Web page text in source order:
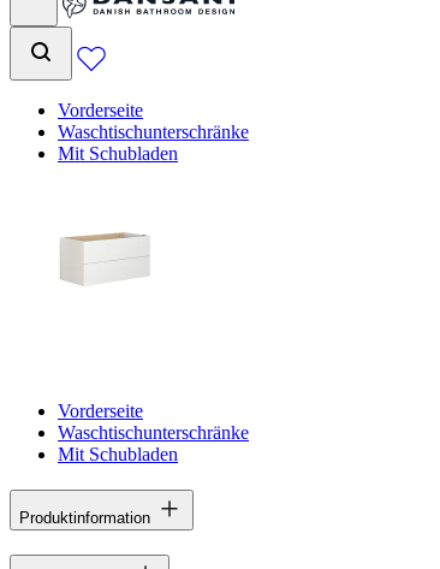
Vorderseite
Waschtischunterschränke
Mit Schubladen
Vorderseite
Waschtischunterschränke
Mit Schubladen
Produktinformation